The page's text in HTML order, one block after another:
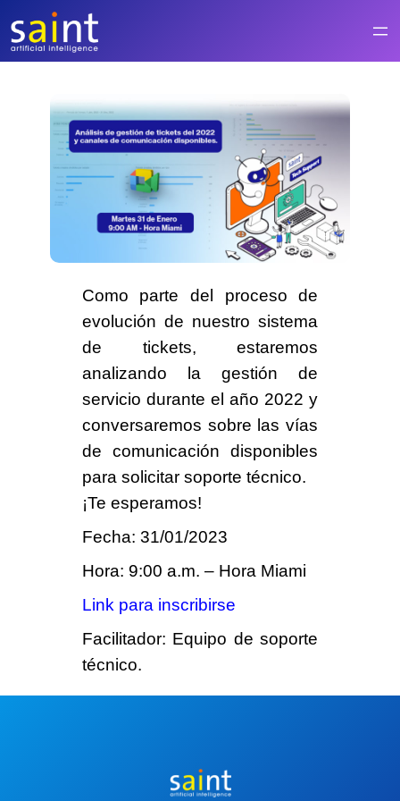
contenido
Como parte del proceso de
evolución de nuestrosistema
de tickets, estaremos
analizando la gestión de
servicio durante el año 2022 y
conversaremos sobre las vías
de comunicación disponibles
para solicitar soporte técnico.
¡Te esperamos!
Fecha: 31/01/2023
Hora: 9:00 a.m. – Hora Miami
Link para inscribirse
Facilitador: Equipo de soporte
técnico.